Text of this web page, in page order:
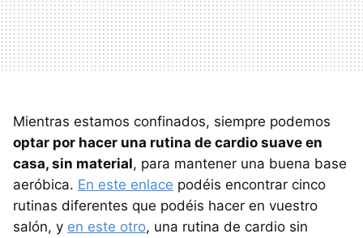
Mientras estamos confinados, siempre podemos
optar por hacer una rutina de cardio suave en
casa, sin material, para mantener una buena base
aeróbica. En este enlace podéis encontrar cinco
rutinas diferentes que podéis hacer en vuestro
salón, y en este otro, una rutina de cardio sin